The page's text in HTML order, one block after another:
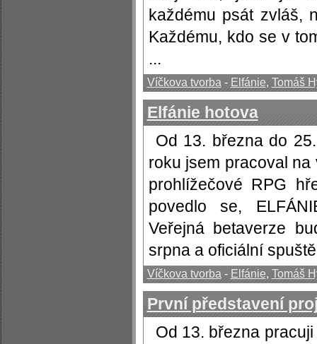
každému psát
Každému, kdo se v
...
Víčkova tvorba - Elfánie, Tomáš
Elfánie hotova
Od 13. března do
roku jsem pracoval
prohlížečové RPG
povedlo se,
Veřejná betaverze
srpna a oficiální
Víčkova tvorba - Elfánie, Tomáš
První představení
Od 13. března